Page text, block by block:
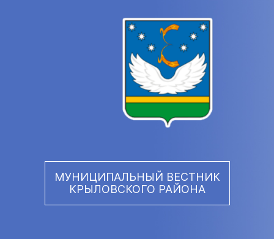
МУНИЦИПАЛЬНЫЙ ВЕСТНИК
КРЫЛОВСКОГО РАЙОНА